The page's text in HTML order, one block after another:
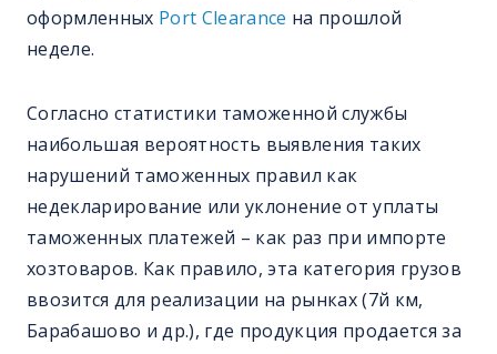
оформленных Port Clearance на прошлой
неделе.
Согласно статистики таможенной службы
наибольшая вероятность выявления таких
нарушений таможенных правил как
недекларирование или уклонение от уплаты
таможенных платежей – как раз при импорте
хозтоваров. Как правило, эта категория грузов
ввозится для реализации на рынках (7й км,
Барабашово и др.), где продукция продается за